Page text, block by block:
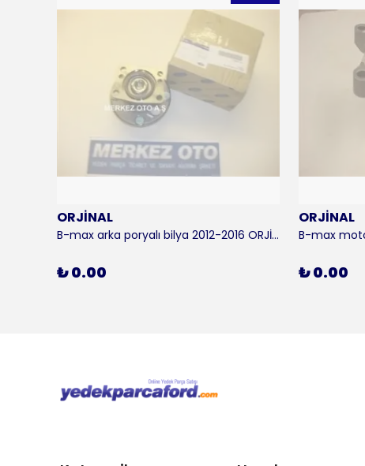
ORJİNAL
B-max arka poryalı bilya 2012-2016 ORJİNAL
₺ 0.00
ORJİNAL
₺ 0.00